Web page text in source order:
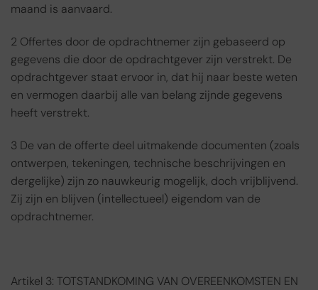
maand is aanvaard.
2 Offertes door de opdrachtnemer zijn gebaseerd op
gegevens die door de opdrachtgever zijn verstrekt. De
opdrachtgever staat ervoor in, dat hij naar beste weten
en vermogen daarbij alle van belang zijnde gegevens
heeft verstrekt.
3 De van de offerte deel uitmakende documenten (zoals
ontwerpen, tekeningen, technische beschrijvingen en
dergelijke) zijn zo nauwkeurig mogelijk, doch vrijblijvend.
Zij zijn en blijven (intellectueel) eigendom van de
opdrachtnemer.
Artikel 3: TOTSTANDKOMING VAN OVEREENKOMSTEN EN